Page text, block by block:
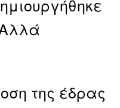
της έδρας